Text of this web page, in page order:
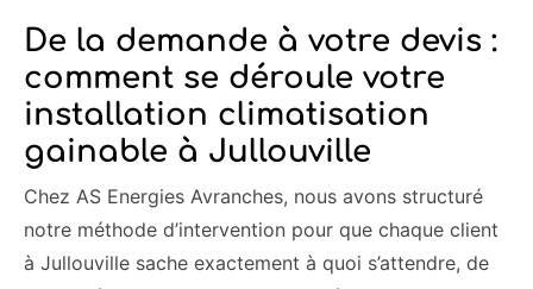
De la demande à votre devis :
comment se déroule votre
installation climatisation
gainable à Jullouville
Chez AS Energies Avranches, nous avons structuré
notre méthode d’intervention pour que chaque client
à Jullouville sache exactement à quoi s’attendre, de